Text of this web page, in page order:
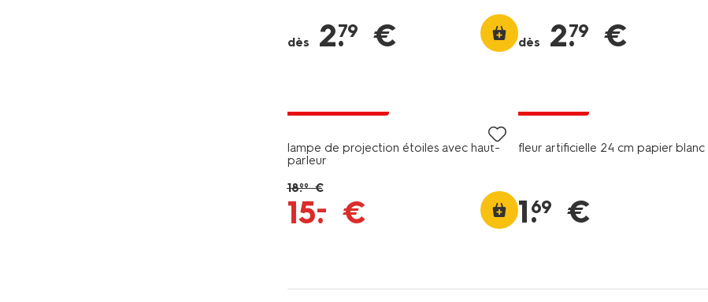
dès 2.
79 € dès 2.
79 €
lampe de projection étoiles avec haut-
parleur
18.99 €
15.
– €
fleur artificielle 24 cm papier blanc
1.
69 €